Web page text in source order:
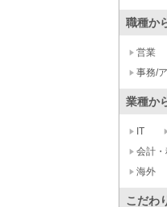
職種か
営業
事務/
業種か
IT
会計
海外
こだわ